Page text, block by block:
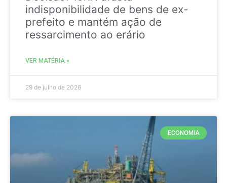
indisponibilidade de bens de ex-
prefeito e mantém ação de
ressarcimento ao erário
VER MATÉRIA »
29 de julho de 2026
ECONOMIA